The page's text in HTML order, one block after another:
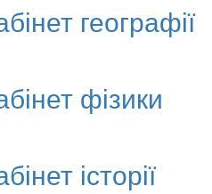
географії
фізики
історії